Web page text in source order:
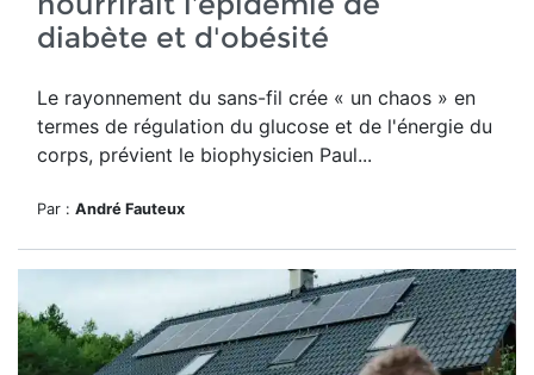
diabète et d'obésité
Le rayonnement du sans-fil crée « un chaos » en
termes de régulation du glucose et de l'énergie du
corps, prévient le biophysicien Paul...
Par : André Fauteux